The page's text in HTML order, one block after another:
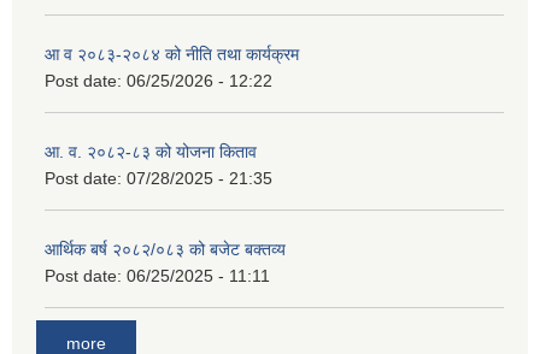
आ व २०८३-२०८४ को नीति तथा कार्यक्रम
Post date: 06/25/2026 - 12:22
आ. व. २०८२-८३ को योजना किताव
Post date: 07/28/2025 - 21:35
आर्थिक बर्ष २०८२/०८३ को बजेट बक्तव्य
Post date: 06/25/2025 - 11:11
more